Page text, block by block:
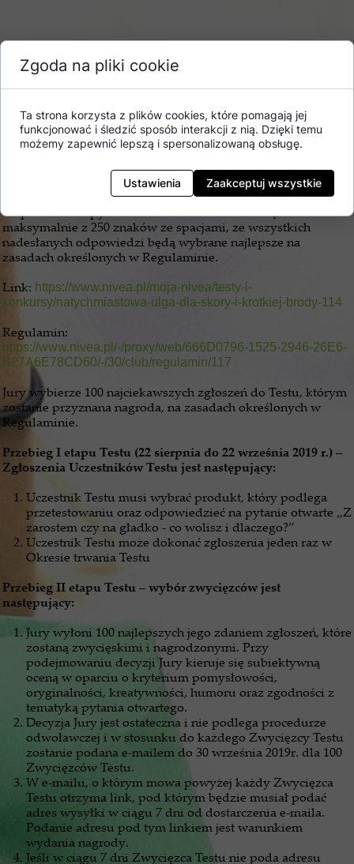
TESTOWANIA NIVEA MEN – BALSAM DO ZAROSTU
Zgłoszenie do Testu polega na wyborze produktu do
testowania oraz udzieleniu odpowiedzi na pytanie otwarte:
„Z zarostem czy na gładko - co wolisz i dlaczego?”.
Odpowiedź na pytanie otwarte może składać się
maksymalnie z 250 znaków ze spacjami, ze wszystkich
nadesłanych odpowiedzi będą wybrane najlepsze na
zasadach określonych w Regulaminie.
Link: https://www.nivea.pl/moja-nivea/testy-i-
konkursy/natychmiastowa-ulga-dla-skory-i-krotkiej-brody-114
Regulamin:
https://www.nivea.pl/-/proxy/web/666D0796-1525-2946-26E6-
B27A6E78CD60/-/30/club/regulamin/117
Jury wybierze 100 najciekawszych zgłoszeń do Testu, którym
zostanie przyznana nagroda, na zasadach określonych w
Regulaminie.
Przebieg I etapu Testu (22 sierpnia do 22 września 2019 r.) –
Zgłoszenia Uczestników Testu jest następujący:
Uczestnik Testu musi wybrać produkt, który podlega
przetestowaniu oraz odpowiedzieć na pytanie otwarte „Z
zarostem czy na gładko - co wolisz i dlaczego?”
Uczestnik Testu może dokonać zgłoszenia jeden raz w
Okresie trwania Testu
Przebieg II etapu Testu – wybór zwycięzców jest
następujący:
Jury wyłoni 100 najlepszych jego zdaniem zgłoszeń, które
zostaną zwycięskimi i nagrodzonymi. Przy
podejmowaniu decyzji Jury kieruje się subiektywną
oceną w oparciu o kryterium pomysłowości,
oryginalności, kreatywności, humoru oraz zgodności z
tematyką pytania otwartego.
Decyzja Jury jest ostateczna i nie podlega procedurze
odwoławczej i w stosunku do każdego Zwycięzcy Testu
zostanie podana e-mailem do 30 września 2019r. dla 100
Zwycięzców Testu.
W e-mailu, o którym mowa powyżej każdy Zwycięzca
Testu otrzyma link, pod którym będzie musiał podać
adres wysyłki w ciągu 7 dni od dostarczenia e-maila.
Podanie adresu pod tym linkiem jest warunkiem
wydania nagrody.
Jeśli w ciągu 7 dni Zwycięzca Testu nie poda adresu
Zgoda na pliki cookie
Ta strona korzysta z plików cookies, które pomagają jej
funkcjonować i śledzić sposób interakcji z nią. Dzięki temu
możemy zapewnić lepszą i spersonalizowaną obsługę.
Ustawienia Zaakceptuj wszystkie